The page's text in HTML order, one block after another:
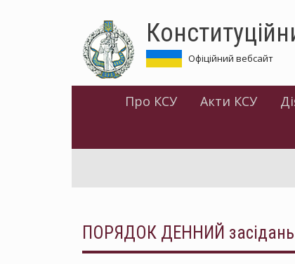
Офіційний вебсайт
Про КСУ Акти КСУ
ПОРЯДОК ДЕННИЙ